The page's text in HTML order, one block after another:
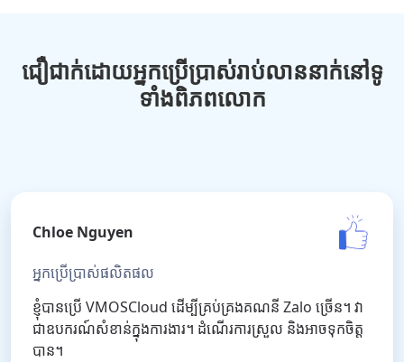
ជឿជាក់ដោយអ្នកប្រើប្រាស់រាប់លាននាក់នៅទូ
ទាំងពិភពលោក
Chloe Nguyen
អ្នកប្រើប្រាស់ផលិតផល
ខ្ញុំបានប្រើ VMOSCloud ដើម្បីគ្រប់គ្រងគណនី Zalo ច្រើន។ វា
ជាឧបករណ៍សំខាន់ក្នុងការងារ។ ដំណើរការស្រួល និងអាចទុកចិត្ត
បាន។